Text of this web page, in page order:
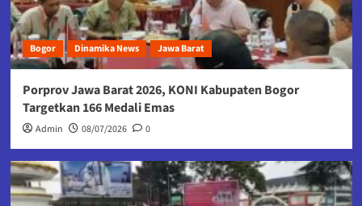
Bogor Dinamika News Jawa Barat
Porprov Jawa Barat 2026, KONI Kabupaten Bogor
Targetkan 166 Medali Emas
Admin 08/07/2026 0